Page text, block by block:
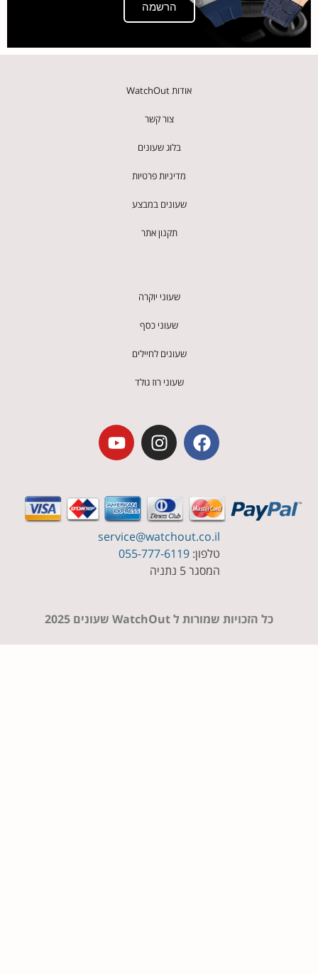
הרשמה
בלוג שעונים
מדיניות פרטיות
שעונים במבצע
שעוני יוקרה
שעוני כסף
שעונים לחיילים
שעוני רוז גולד
service@watchout.co.il
055-777-6119
כל הזכויות שמורות ל WatchOut שעונים 2025